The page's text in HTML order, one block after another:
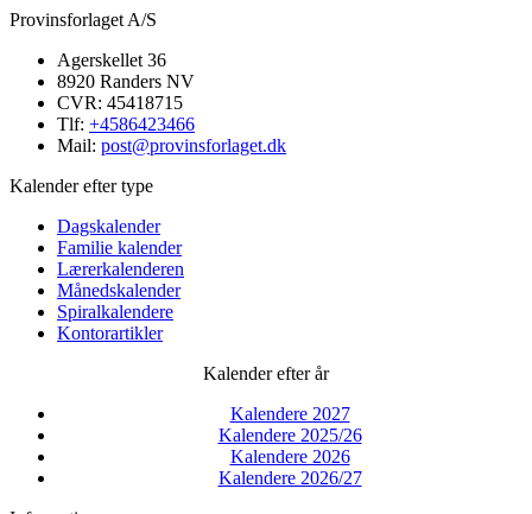
Provinsforlaget A/S
Agerskellet 36
8920 Randers NV
CVR: 45418715
Tlf: +4586423466
Mail: post@provinsforlaget.dk
Kalender efter type
Dagskalender
Familie kalender
Lærerkalenderen
Månedskalender
Spiralkalendere
Kontorartikler
Kalender efter år
Kalendere 2027
Kalendere 2025/26
Kalendere 2026
Kalendere 2026/27